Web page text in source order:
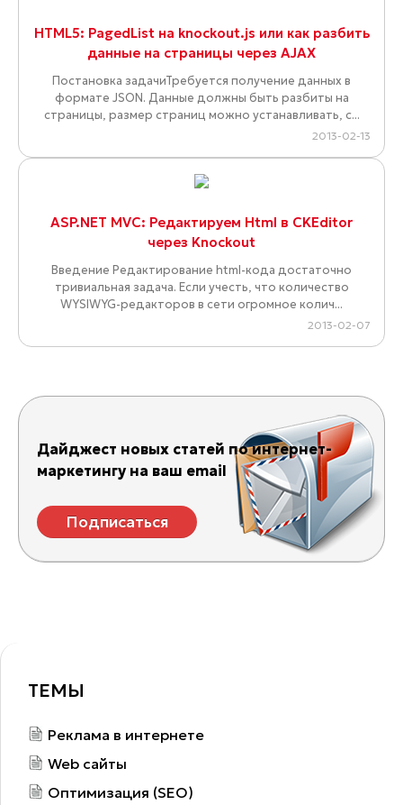
HTML5: PagedList на knockout.js или как разбить
данные на страницы через AJAX
Постановка задачиТребуется получение данных в
формате JSON. Данные должны быть разбиты на
страницы, размер страниц можно устанавливать, с...
2013-02-13
ASP.NET MVC: Редактируем Html в CKEditor
через Knockout
Введение Редактирование html-кода достаточно
тривиальная задача. Если учесть, что количество
WYSIWYG-редакторов в сети огромное колич...
2013-02-07
Дайджест новых статей по интернет-
маркетингу на ваш email
Подписаться
ТЕМЫ
Реклама в интернете
Web сайты
Оптимизация (SEO)